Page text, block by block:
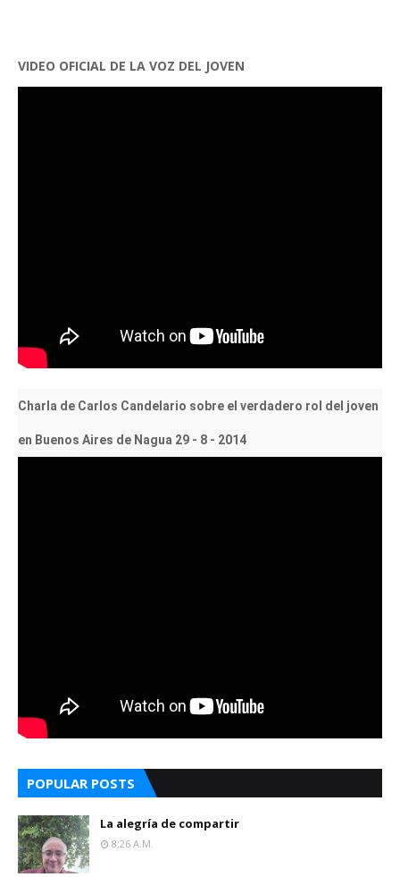
VIDEO OFICIAL DE LA VOZ DEL JOVEN
Charla de Carlos Candelario sobre el verdadero rol del joven
en Buenos Aires de Nagua 29 - 8 - 2014
POPULAR POSTS
La alegría de compartir
8:26 A.m.